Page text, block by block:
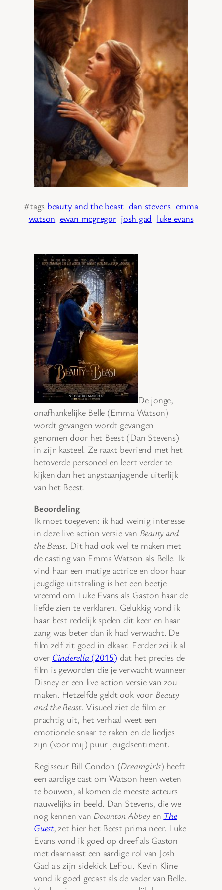
#tags beauty and the beast dan stevens emma
watson ewan mcgregor josh gad luke evans
De jonge,
onafhankelijke Belle (Emma Watson)
wordt gevangen wordt gevangen
genomen door het Beest (Dan Stevens)
in zijn kasteel. Ze raakt bevriend met het
betoverde personeel en leert verder te
kijken dan het angstaanjagende uiterlijk
van het Beest.
Beoordeling
Ik moet toegeven: ik had weinig interesse
in deze live action versie van Beauty and
the Beast. Dit had ook wel te maken met
de casting van Emma Watson als Belle. Ik
vind haar een matige actrice en door haar
jeugdige uitstraling is het een beetje
vreemd om Luke Evans als Gaston haar de
liefde zien te verklaren. Gelukkig vond ik
haar best redelijk spelen dit keer en haar
zang was beter dan ik had verwacht. De
film zelf zit goed in elkaar. Eerder zei ik al
over Cinderella(2015) dat het precies de
film is geworden die je verwacht wanneer
Disney er een live action versie van zou
maken. Hetzelfde geldt ook voor Beauty
and the Beast. Visueel ziet de film er
prachtig uit, het verhaal weet een
emotionele snaar te raken en de liedjes
zijn (voor mij) puur jeugdsentiment.
Regisseur Bill Condon (Dreamgirls) heeft
een aardige cast om Watson heen weten
te bouwen, al komen de meeste acteurs
nauwelijks in beeld. Dan Stevens, die we
nog kennen van Downton Abbeyen The
Guest, zet hier het Beest prima neer. Luke
Evans vond ik goed op dreef als Gaston
met daarnaast een aardige rol van Josh
Gad als zijn sidekick LeFou. Kevin Kline
vond ik goed gecast als de vader van Belle.